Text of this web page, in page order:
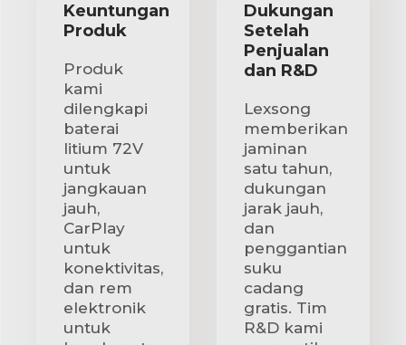
Keuntungan
Produk
Produk
kami
dilengkapi
baterai
litium 72V
untuk
jangkauan
jauh,
CarPlay
untuk
konektivitas,
dan rem
elektronik
untuk
Dukungan
Setelah
Penjualan
dan R&D
Lexsong
memberikan
jaminan
satu tahun,
dukungan
jarak jauh,
dan
penggantian
suku
cadang
gratis. Tim
R&D kami